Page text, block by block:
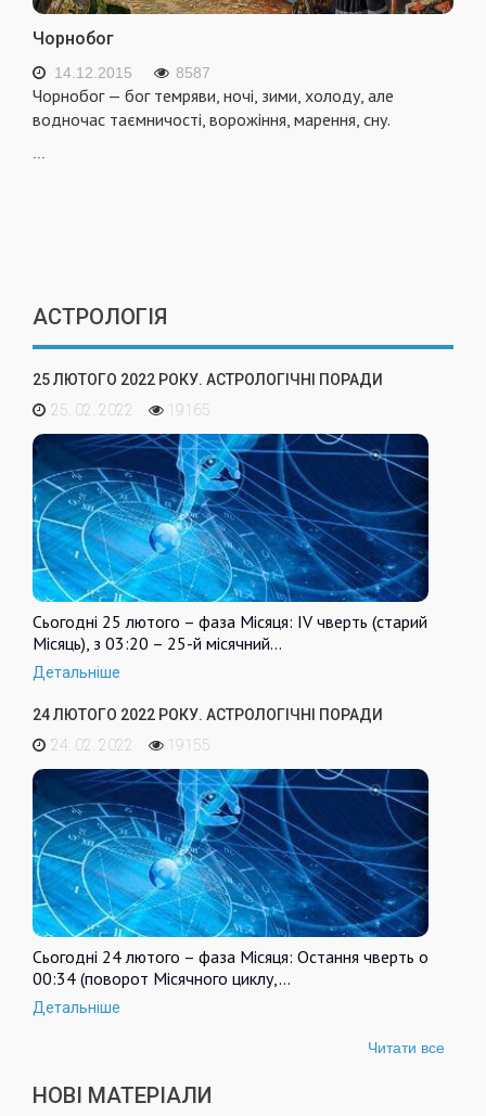
Чорнобог
14.12.2015 8587
Чорнобог — бог темряви, ночі, зими, холоду, але
водночас таємничості, ворожіння, марення, сну.
АСТРОЛОГІЯ
25 ЛЮТОГО 2022 РОКУ. АСТРОЛОГІЧНІ ПОРАДИ
25. 02. 2022
19165
Сьогодні 25 лютого – фаза Місяця: IV чверть (старий
Місяць), з 03:20 – 25-й місячний…
Детальніше
24 ЛЮТОГО 2022 РОКУ. АСТРОЛОГІЧНІ ПОРАДИ
24. 02. 2022
19155
Сьогодні 24 лютого – фаза Місяця: Остання чверть о
00:34 (поворот Місячного циклу,…
Детальніше
Читати все
НОВІ МАТЕРІАЛИ